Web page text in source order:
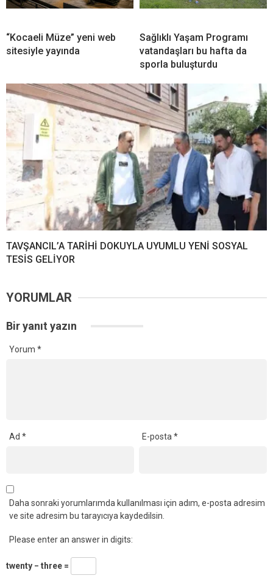
“Kocaeli Müze” yeni web
sitesiyle yayında
Sağlıklı Yaşam Programı
vatandaşları bu hafta da
sporla buluşturdu
TAVŞANCIL’A TARİHİ DOKUYLA UYUMLU YENİ SOSYAL
TESİS GELİYOR
YORUMLAR
Bir yanıt yazın
Yorum *
Ad * E-posta*
Daha sonraki yorumlarımda kullanılması için adım, e-posta adresim
ve site adresim bu tarayıcıya kaydedilsin.
Please enter an answer in digits:
twenty − three =